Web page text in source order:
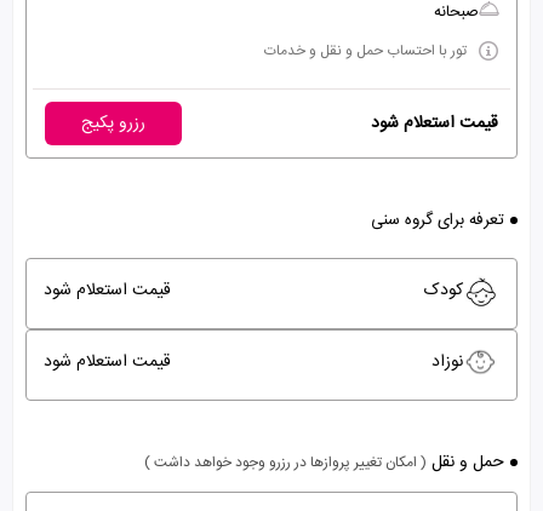
صبحانه
تور با احتساب حمل و نقل و خدمات
قیمت استعلام شود رزرو پکیج
تعرفه برای گروه سنی
کودک قیمت استعلام شود
نوزاد قیمت استعلام شود
حمل و نقل ( امکان تغییر پروازها در رزرو وجود خواهد داشت )